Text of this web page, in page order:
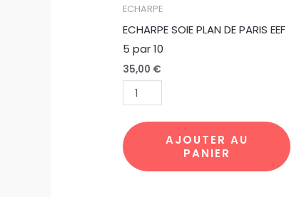
ECHARPE
ECHARPE SOIE PLAN DE PARIS EEF
5 par 10
35,00 €
quantité
de
ECHARPE
SOIE
PLAN
PARIS
EEF
5
AJOUTER AU
PANIER